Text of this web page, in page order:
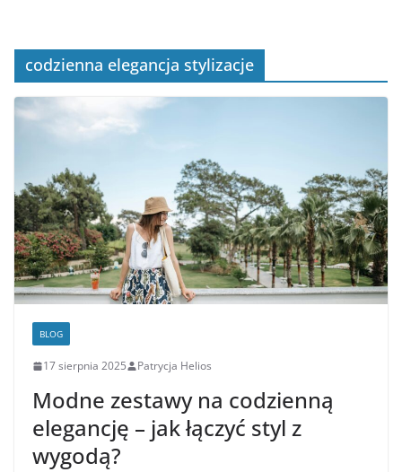
codzienna elegancja stylizacje
BLOG
17 sierpnia 2025 Patrycja Helios
Modne zestawy na codzienną
elegancję – jak łączyć styl z
wygodą?